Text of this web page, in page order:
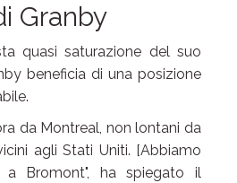
Granby
quasi saturazione del suo
beneficia di una posizione
da Montreal, non lontani da
agli Stati Uniti. [Abbiamo
a Bromont", ha spiegato il